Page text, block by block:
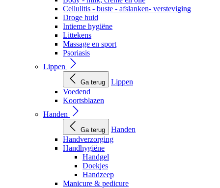
Cellulitis - buste - afslanken- versteviging
Droge huid
Intieme hygiëne
Littekens
Massage en sport
Psoriasis
Lippen
Ga terug
Lippen
Voedend
Koortsblazen
Handen
Ga terug
Handen
Handverzorging
Handhygiëne
Handgel
Doekjes
Handzeep
Manicure & pedicure